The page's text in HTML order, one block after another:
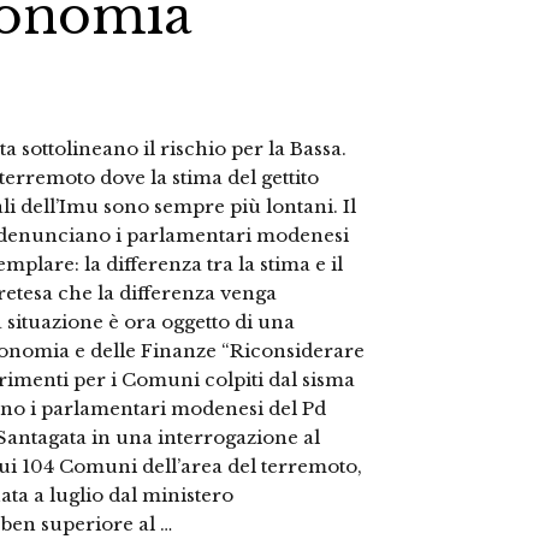
sottolineano il rischio per la Bassa.
dove la stima del gettito
dell’Imu sono sempre più lontani. Il
i parlamentari modenesi
la differenza tra la stima e il
che la differenza venga
è ora oggetto di una
e delle Finanze “Riconsiderare
per i Comuni colpiti dal sisma
i parlamentari modenesi del Pd
in una interrogazione al
104 Comuni dell’area del terremoto,
a luglio dal ministero
superiore al …